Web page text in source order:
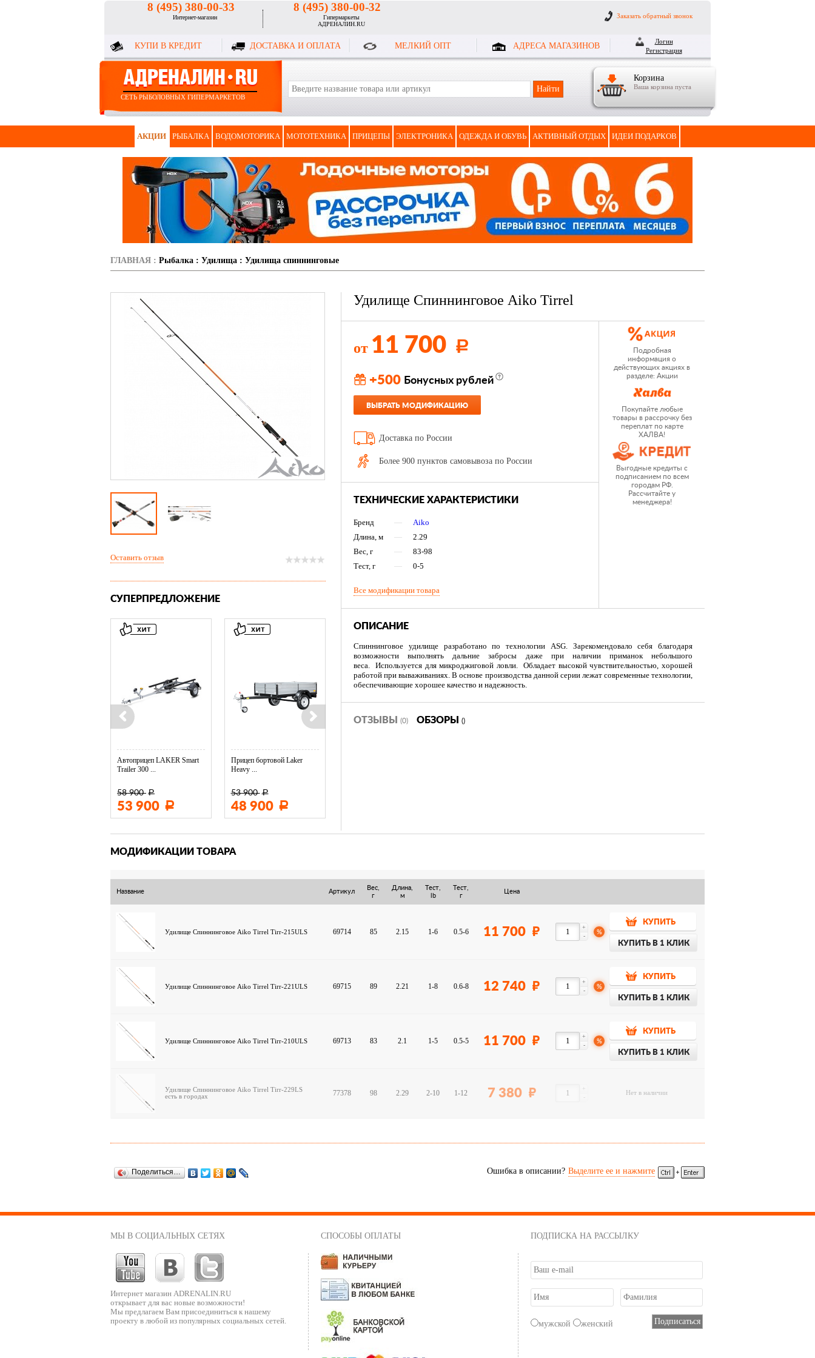
8 (495) 380-00-33
Интернет-магазин
8 (495) 380-00-32
Гипермаркеты
АДРЕНАЛИН.RU
Заказать обратный звонок
КУПИ В КРЕДИТ ДОСТАВКА И ОПЛАТА МЕЛКИЙ ОПТ АДРЕСА МАГАЗИНОВ
Логин
Регистрация
Корзина
Ваша корзина пуста
СЕТЬ РЫБОЛОВНЫХ ГИПЕРМАРКЕТОВ
АКЦИИ РЫБАЛКА ВОДОМОТОРИКА МОТОТЕХНИКА ПРИЦЕПЫ ЭЛЕКТРОНИКА ОДЕЖДА И ОБУВЬ АКТИВНЫЙ ОТДЫХ ИДЕИ ПОДАРКОВ
ГЛАВНАЯ : Рыбалка : Удилища : Удилища спиннинговые
Удилище Спиннинговое Aiko Tirrel
от 11 700 Р
+500 Бонусных рублей
ВЫБРАТЬ МОДИФИКАЦИЮ
Доставка по России
Более 900 пунктов самовывоза по России
ТЕХНИЧЕСКИЕ ХАРАКТЕРИСТИКИ
Бренд —
Aiko
Длина, м
—
2.29
Вес, г
—
83-98
Тест, г
— 0-5
Все модификации товара
Подробная
информация о
действующих акциях в
разделе: Акции
Покупайте любые
товары в рассрочку без
переплат по карте
ХАЛВА!
Выгодные кредиты с
подписанием по всем
городам РФ.
Рассчитайте у
менеджера!
ОПИСАНИЕ
Спиннинговое удилище разработано по технологии ASG. Зарекомендовало себя благодаря
возможности выполнять дальние забросы даже при наличии приманок небольшого
веса. Используется для микроджиговой ловли. Обладает высокой чувствительностью, хорошей
работой при вываживаниях. В основе производства данной серии лежат современные технологии,
обеспечивающие хорошее качество и надежность.
ОТЗЫВЫ (0) ОБЗОРЫ ()
Оставить отзыв
СУПЕРПРЕДЛОЖЕНИЕ
Автоприцеп LAKER Smart
Trailer 300 ...
58 900 Р
53 900 Р
Прицеп бортовой Laker
Heavy ...
53 900 Р
48 900 Р
МОДИФИКАЦИИ ТОВАРА
Название Артикул
Вес,
г
Длина,
м
Тест,
lb
Тест,
г
Цена
Удилище Спиннинговое Aiko Tirrel Tirr-215ULS 69714 85 2.15 1-6 0.5-6 11 700 -
+
%
КУПИТЬ
КУПИТЬ В 1 КЛИК
Удилище Спиннинговое Aiko Tirrel Tirr-221ULS 69715 89 2.21 1-8 0.6-8 12 740 -
+
%
КУПИТЬ
КУПИТЬ В 1 КЛИК
Удилище Спиннинговое Aiko Tirrel Tirr-210ULS 69713 83 2.1 1-5 0.5-5 11 700 -
+
%
КУПИТЬ
КУПИТЬ В 1 КЛИК
Удилище Спиннинговое Aiko Tirrel Tirr-229LS
есть в городах
77378 98 2.29 2-10 1-12 7 380 -
+
Нет в наличии
Ошибка в описании? Выделите ее и нажмите
Поделиться…
МЫ В СОЦИАЛЬНЫХ СЕТЯХ
Интернет магазин ADRENALIN.RU
открывает для вас новые возможности!
Мы предлагаем Вам присоединиться к нашему
проекту в любой из популярных социальных сетей.
СПОСОБЫ ОПЛАТЫ ПОДПИСКА НА РАССЫЛКУ
мужской женский